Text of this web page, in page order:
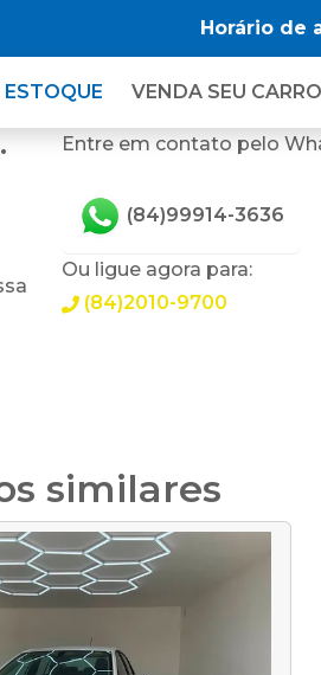
Horário de
ESTOQUE VENDA SEU CARRO
Entre em contato pelo
(84)99914-3636
Ou ligue agora para:
(84)2010-9700
similares